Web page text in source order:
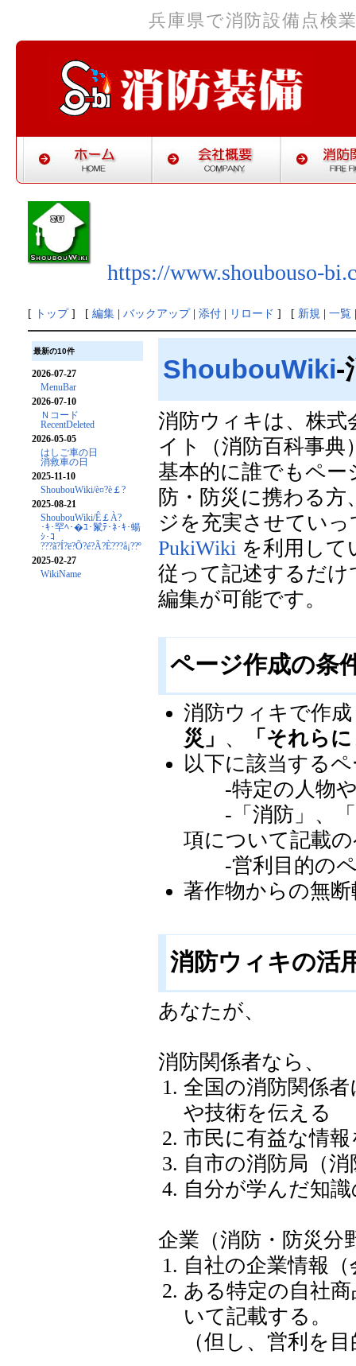
兵庫県で消防設備点検
https://www.shoubouso-
[ トップ] [ 編集| バックアップ| 添付| リロード ] [ 新規 | 一覧
最新の10件
2026-07-27
MenuBar
2026-07-10
Ｎコード
RecentDeleted
2026-05-05
はしご車の日
消救車の日
2025-11-10
ShoubouWiki/è¤?è￡?
2025-08-21
ShoubouWiki/Ê￡À?
･ｷ･罕ﾍ･�ﾕ･鬣ﾃ･ﾈ･ｷ･蝪
ｼ･ｺ
???ã?Í?ë?Õ?é?Ã?È???å¡??º
2025-02-27
WikiName
ShoubouWiki-
消防ウィキは、株
イト（消防百科事典
基本的に誰でもペ
防・防災に携わる
ジを充実させてい
PukiWiki を利用して
従って記述するだ
編集が可能です。
ページ作成の条
消防ウィキで作
災」 、
「それら
以下に該当する
-特定の人物や
-「消防」、「
項について記載
-営利目的のペ
著作物からの無
消防ウィキの活
あなたが、
消防関係者なら、
全国の消防関係
や技術を伝える
市民に有益な情
自市の消防局（
自分が学んだ知
企業（消防・防災分
自社の企業情報
ある特定の自社
いて記載する。
（但し、営利を